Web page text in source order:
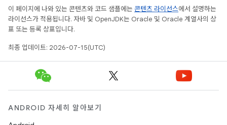
이 페이지에 나와 있는 콘텐츠와 코드 샘플에는 콘텐츠 라이선스에서 설명하는
라이선스가 적용됩니다. 자바 및 OpenJDK는 Oracle 및 Oracle 계열사의 상
표 또는 등록 상표입니다.
최종 업데이트: 2026-07-15(UTC)
ANDROID 자세히 알아보기